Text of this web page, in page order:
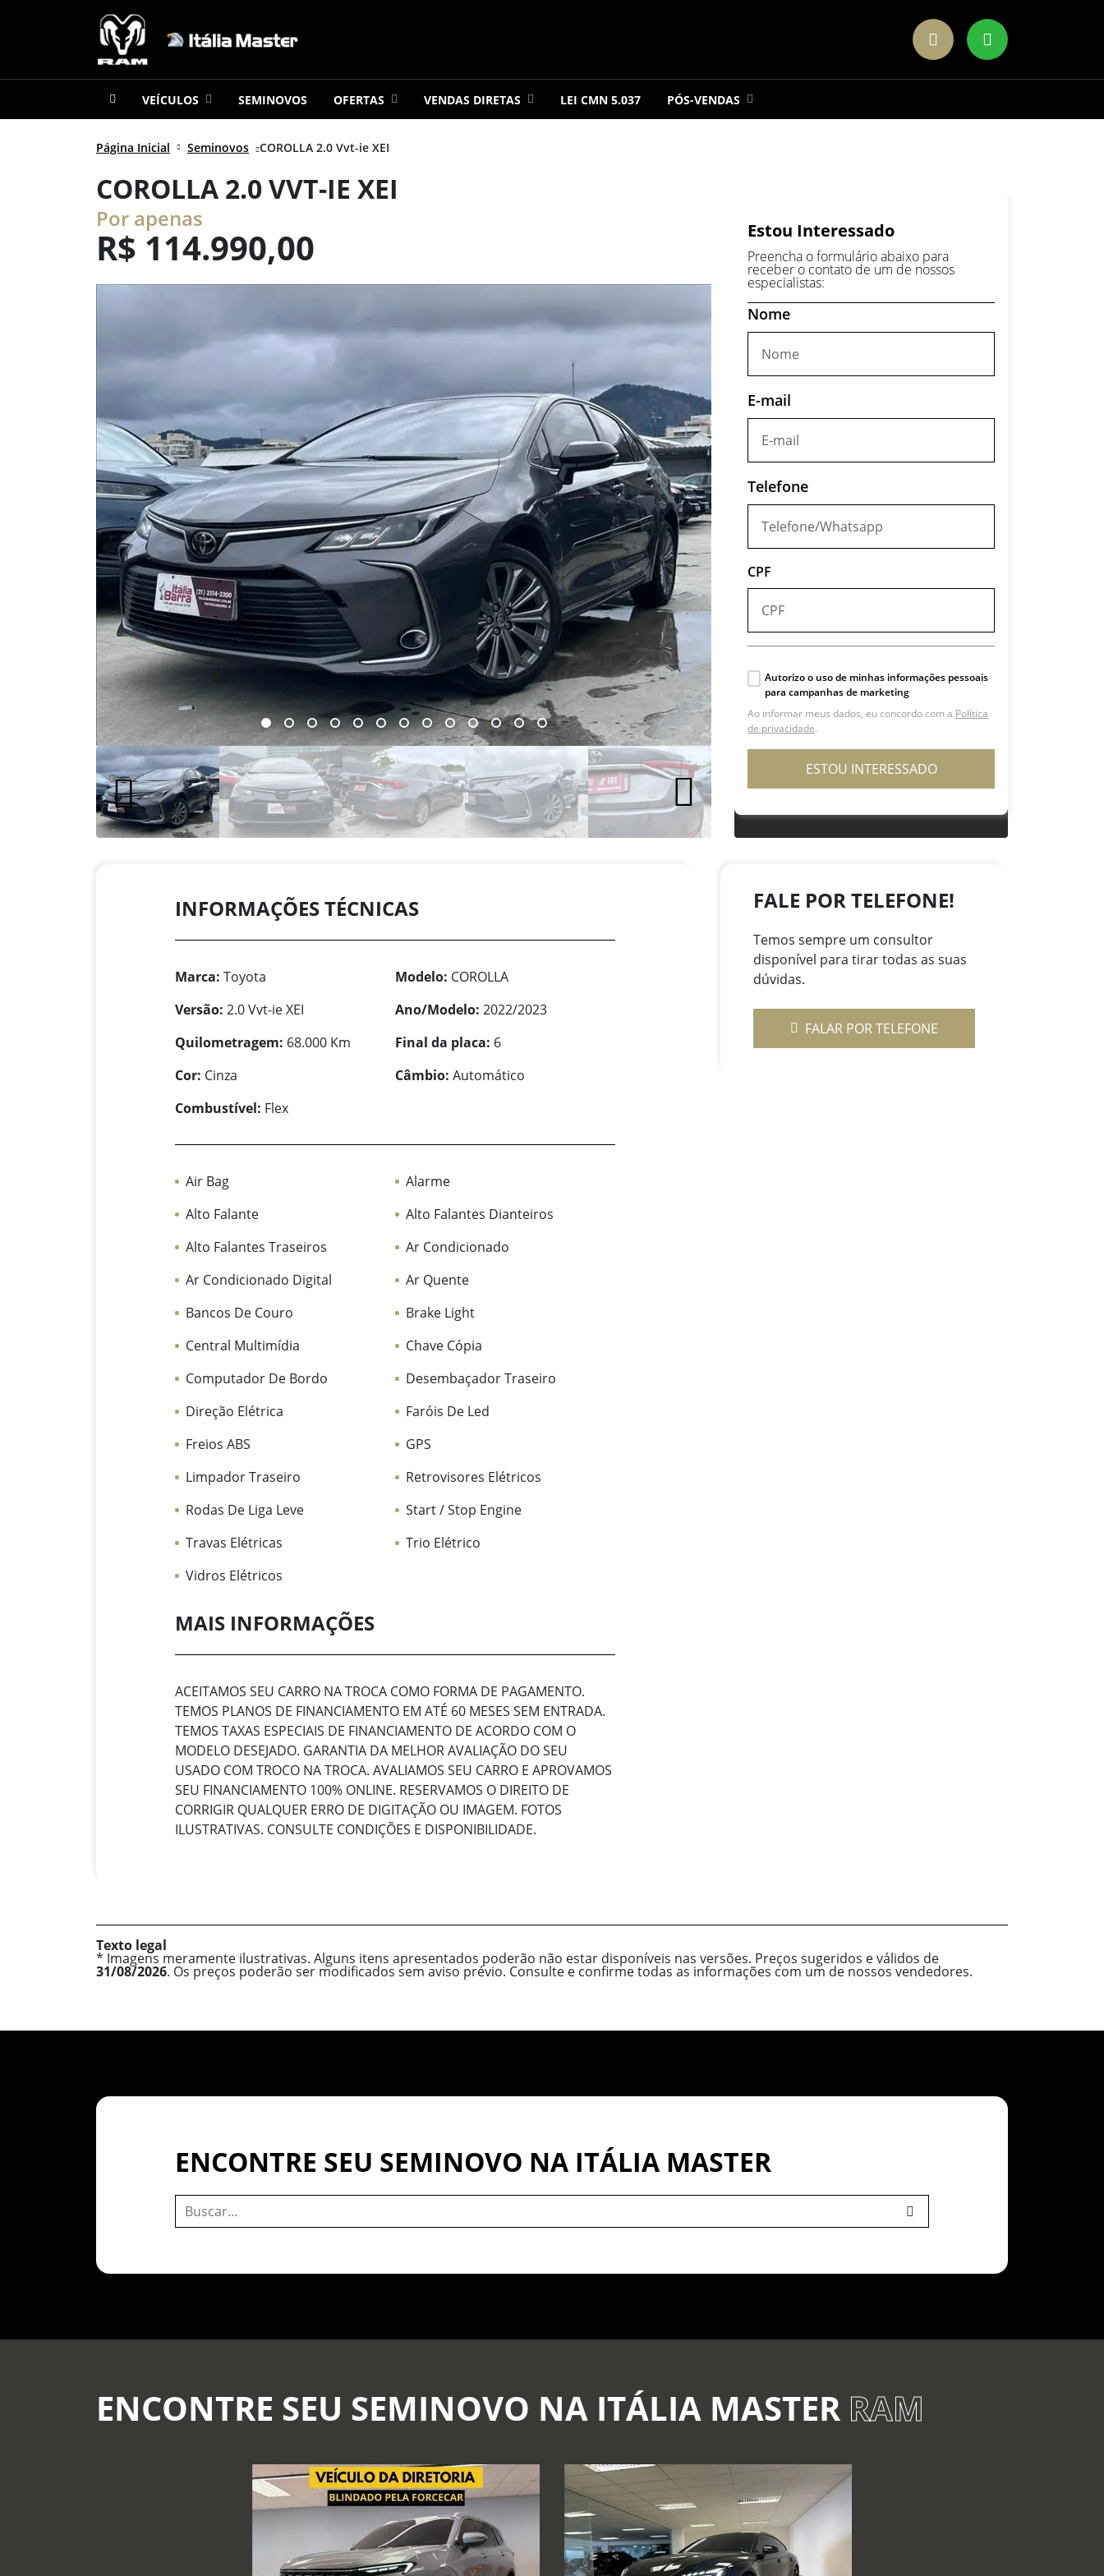
VEÍCULOS SEMINOVOS OFERTAS VENDAS DIRETAS LEI CMN 5.037 PÓS-VENDAS
Página Inicial Seminovos COROLLA 2.0 Vvt-ie XEI
COROLLA 2.0 VVT-IE XEI
Por apenas
R$ 114.990,00 Estou Interessado
Preencha o formulário abaixo para
receber o contato de um de nossos
especialistas:
Nome
E-mail
Telefone
CPF
Autorizo o uso de minhas informações pessoais
para campanhas de marketing
Ao informar meus dados, eu concordo com a Política
de privacidade.
ESTOU INTERESSADO
INFORMAÇÕES TÉCNICAS
Marca: Toyota Modelo: COROLLA
Versão: 2.0 Vvt-ie XEI Ano/Modelo: 2022/2023
Quilometragem: 68.000 Km Final da placa: 6
Cor: Cinza Câmbio: Automático
Combustível: Flex
Air Bag
Alarme
Alto Falante
Alto Falantes Dianteiros
Alto Falantes Traseiros
Ar Condicionado
Ar Condicionado Digital
Ar Quente
Bancos De Couro
Brake Light
Central Multimídia
Chave Cópia
Computador De Bordo
Desembaçador Traseiro
Direção Elétrica
Faróis De Led
Freios ABS
GPS
Limpador Traseiro
Retrovisores Elétricos
Rodas De Liga Leve
Start / Stop Engine
Travas Elétricas
Trio Elétrico
Vidros Elétricos
MAIS INFORMAÇÕES
ACEITAMOS SEU CARRO NA TROCA COMO FORMA DE PAGAMENTO.
TEMOS PLANOS DE FINANCIAMENTO EM ATÉ 60 MESES SEM ENTRADA.
TEMOS TAXAS ESPECIAIS DE FINANCIAMENTO DE ACORDO COM O
MODELO DESEJADO. GARANTIA DA MELHOR AVALIAÇÃO DO SEU
USADO COM TROCO NA TROCA. AVALIAMOS SEU CARRO E APROVAMOS
SEU FINANCIAMENTO 100% ONLINE. RESERVAMOS O DIREITO DE
CORRIGIR QUALQUER ERRO DE DIGITAÇÃO OU IMAGEM. FOTOS
ILUSTRATIVAS. CONSULTE CONDIÇÕES E DISPONIBILIDADE.
FALE POR TELEFONE!
Temos sempre um consultor
disponível para tirar todas as suas
dúvidas.
FALAR POR TELEFONE
Texto legal
* Imagens meramente ilustrativas. Alguns itens apresentados poderão não estar disponíveis nas versões. Preços sugeridos e válidos de
31/08/2026. Os preços poderão ser modificados sem aviso prévio. Consulte e confirme todas as informações com um de nossos vendedores.
ENCONTRE SEU SEMINOVO NA ITÁLIA MASTER
ENCONTRE SEU SEMINOVO NA ITÁLIA MASTER RAM